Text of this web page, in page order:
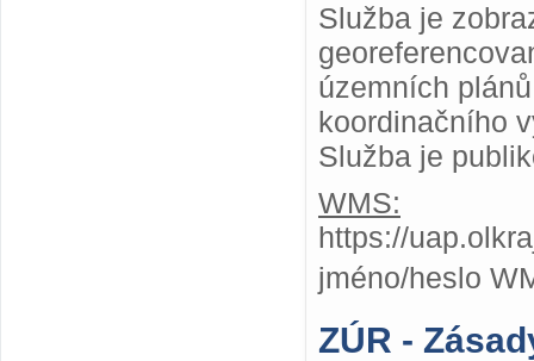
Služba je
územních
koordinačního
Služba je
WMS:
https://
jméno/heslo
ZÚR -